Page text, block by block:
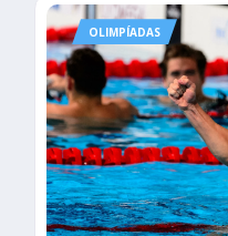
OLIMPÍADAS